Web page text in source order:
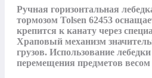
Ручная горизонтальная
тормозом Tolsen 62453
крепится к канату через
Храповый механизм
грузов. Использование
перемещения предметов